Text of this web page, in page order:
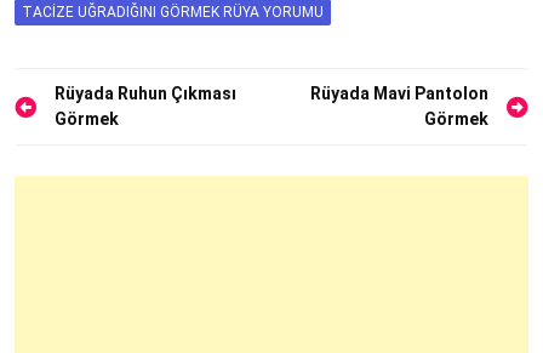
TACIZE UĞRADIĞINI GÖRMEK RÜYA YORUMU
Yazı
gezinmesi
Rüyada Ruhun Çıkması
Görmek
Rüyada Mavi Pantolon
Görmek